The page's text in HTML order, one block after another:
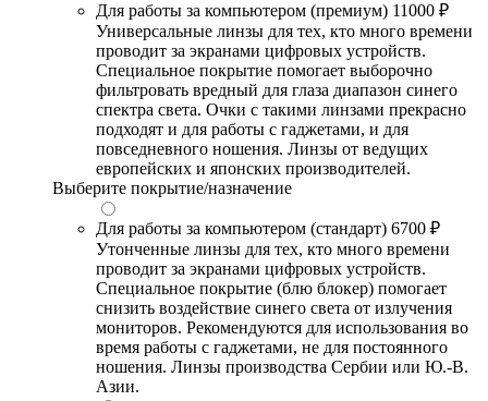
Для работы за компьютером (премиум) 11000 ₽
Универсальные линзы для тех, кто много времени
проводит за экранами цифровых устройств.
Специальное покрытие помогает выборочно
фильтровать вредный для глаза диапазон синего
спектра света. Очки с такими линзами прекрасно
подходят и для работы с гаджетами, и для
повседневного ношения. Линзы от ведущих
европейских и японских производителей.
Выберите покрытие/назначение
Для работы за компьютером (стандарт) 6700 ₽
Утонченные линзы для тех, кто много времени
проводит за экранами цифровых устройств.
Специальное покрытие (блю блокер) помогает
снизить воздействие синего света от излучения
мониторов. Рекомендуются для использования во
время работы с гаджетами, не для постоянного
ношения. Линзы производства Сербии или Ю.-В.
Азии.